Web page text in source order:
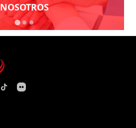
NOSOTROS